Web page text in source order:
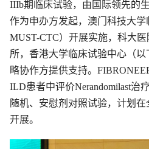
IIIb期临床试验，由国际领先的
作为申办方发起，澳门科技大
MUST-CTC）开展实施，科大
所，香港大学临床试验中心（
略协作方提供支持。
ILD患者中评价Nerandomilast治
随机、安慰剂对照试验，计划
开展。